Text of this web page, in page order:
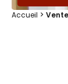
Accueil